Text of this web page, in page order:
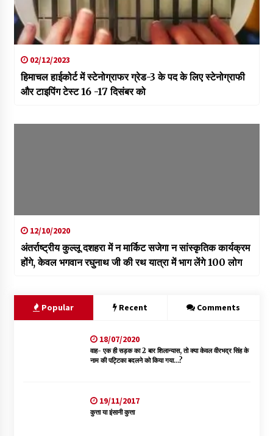
02/12/2023
हिमाचल हाईकोर्ट में स्टेनोग्राफर ग्रेड-3 के पद के लिए स्टेनोग्राफी
और टाइपिंग टेस्ट 16 -17 दिसंबर को
12/10/2020
अंतर्राष्ट्रीय कुल्लू दशहरा में न मार्किट सजेगा न सांस्कृतिक कार्यक्रम
होंगे, केवल भगवान रघुनाथ जी की रथ यात्रा में भाग लेंगे 100 लोग
Popular Recent Comments
18/07/2020
वाह- एक ही सड़क का 2 बार शिलान्यास, तो क्या केवल वीरभद्र सिंह के
नाम की पट्टिका बदलने को किया गया…?
19/11/2017
कुत्ता या इंसानी कुत्ता